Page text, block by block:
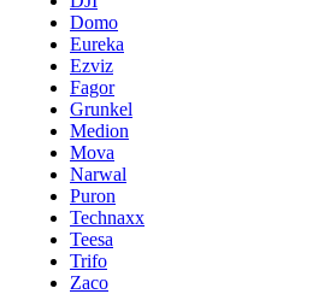
Domo
Eureka
Ezviz
Fagor
Grunkel
Medion
Mova
Narwal
Puron
Technaxx
Teesa
Trifo
Zaco